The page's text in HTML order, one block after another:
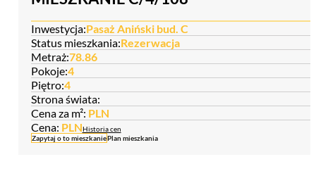
Inwestycja:Pasaż Aniński bud. C
Status mieszkania:Rezerwacja
Metraż:78.86
Pokoje:4
Piętro:4
Strona świata:
Cena za m²: PLN
Cena: PLNHistoria cen
Zapytaj o to mieszkaniePlan mieszkania